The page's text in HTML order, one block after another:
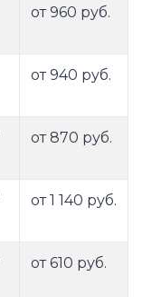
от 960 руб.
от 940 руб.
от 870 руб.
от 1 140 руб.
от 610 руб.